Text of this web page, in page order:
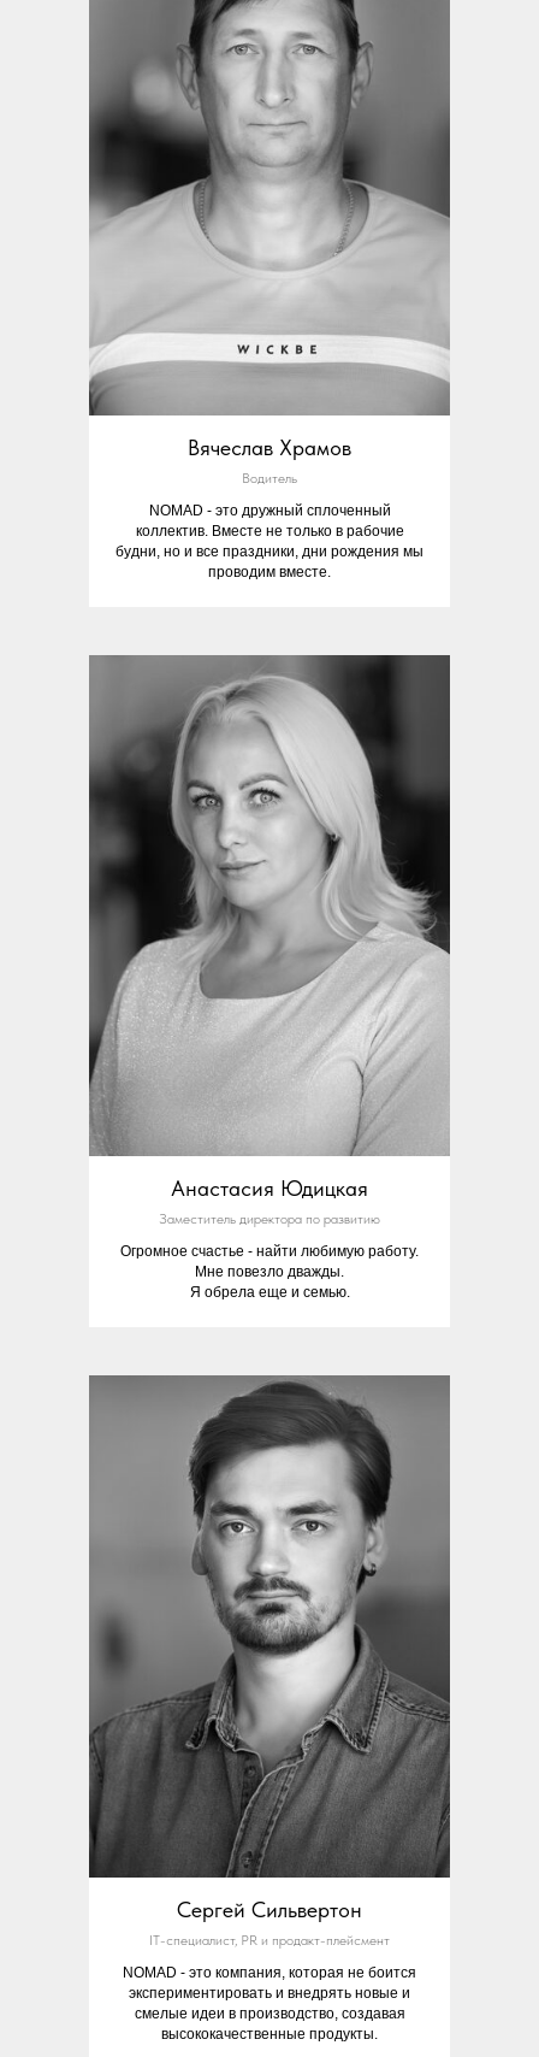
Вячеслав Храмов
Водитель
NOMAD - это дружный сплоченный
коллектив. Вместе не только в рабочие
будни, но и все праздники, дни рождения мы
проводим вместе.
Анастасия Юдицкая
Заместитель директора по развитию
Огромное счастье - найти любимую работу.
Мне повезло дважды.
Я обрела еще и семью.
Сергей Сильвертон
IT-специалист, PR и продакт-плейсмент
NOMAD - это компания, которая не боится
экспериментировать и внедрять новые и
смелые идеи в производство, создавая
высококачественные продукты.